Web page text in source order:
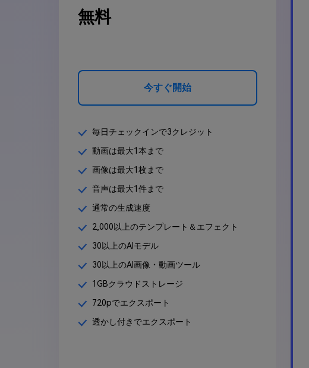
無料
今すぐ開始
毎日チェックインで3クレジット
動画は最大1本まで
画像は最大1枚まで
音声は最大1件まで
通常の生成速度
2,000以上のテンプレート＆エフェクト
30以上のAIモデル
30以上のAI画像・動画ツール
1GBクラウドストレージ
720pでエクスポート
透かし付きでエクスポート